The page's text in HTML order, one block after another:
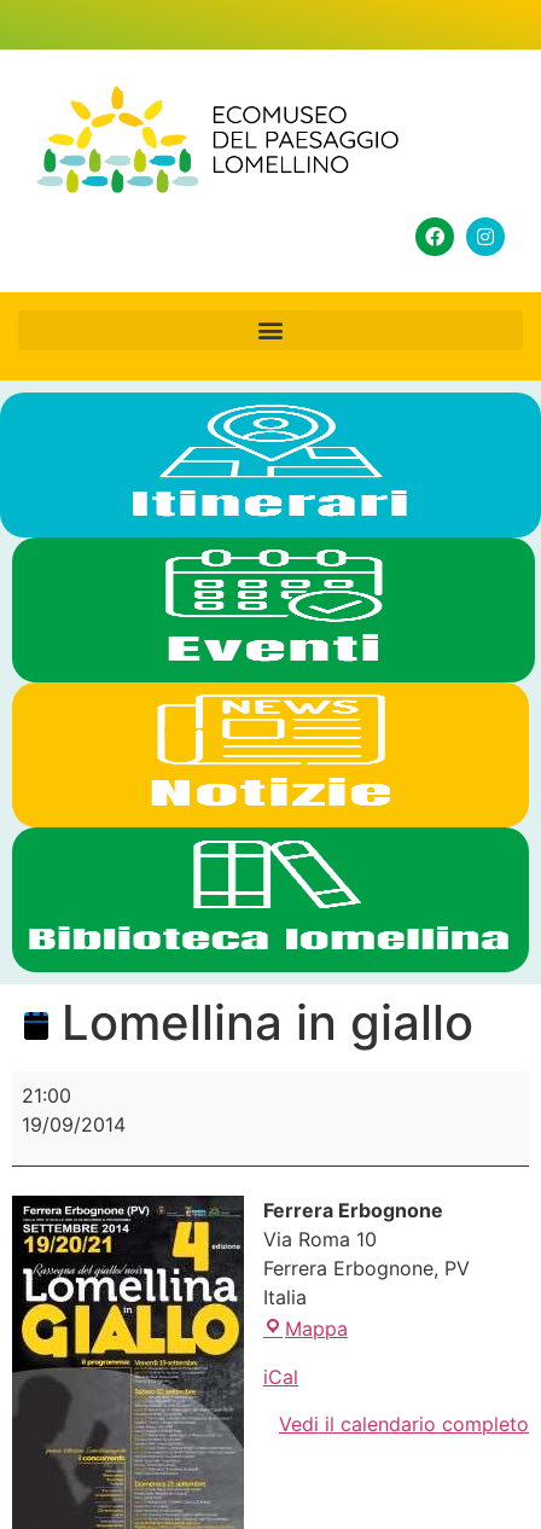
Lomellina in giallo
21:00
19/09/2014
Ferrera Erbognone
Via Roma 10
Ferrera Erbognone, PV
Italia
Mappa
iCal
Vedi il calendario completo